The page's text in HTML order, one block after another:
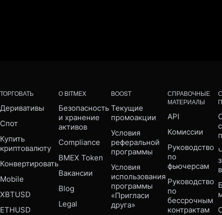
ТОРГОВАТЬ
Деривативы
Спот
Купить
криптовалюту
Конвертировать
Mobile
XBTUSD
ETHUSD
О BITMEX
Безопасность
и хранение
активов
Compliance
BMEX Token
Вакансии
Blog
Legal
BOOST
Текущие
промоакции
Условия
реферальной
программы
Условия
использования
программы
«Пригласи
друга»
СПРАВОЧНЫЕ
МАТЕРИАЛЫ
API
Комиссии
Руководство
по
фьючерсам
Руководство
по
бессрочным
контрактам